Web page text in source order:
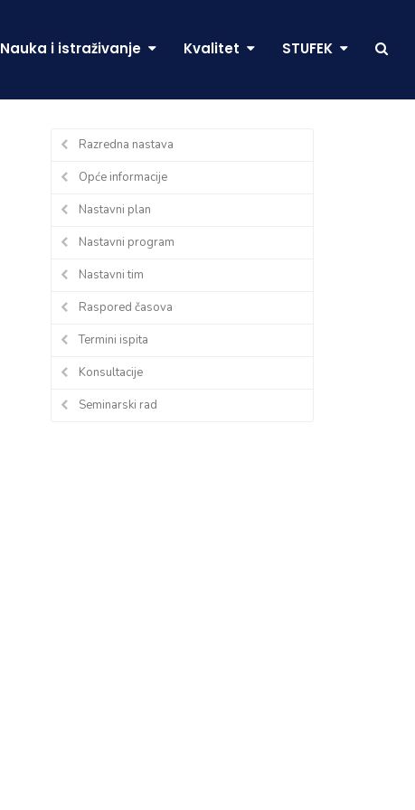
Nauka i istraživanje Kvalitet STUFEK
Razredna nastava
Opće informacije
Nastavni plan
Nastavni program
Nastavni tim
Raspored časova
Termini ispita
Konsultacije
Seminarski rad